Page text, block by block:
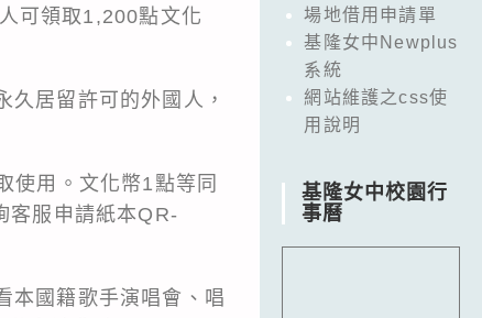
可領取1,200點文化
居留許可的外國人，
使用。文化幣1點等同
客服申請紙本QR-
本國籍歌手演唱會、唱
場地借用申請單
基隆女中Newplus
系統
網站維護之css使
用說明
基隆女中校園行
事曆